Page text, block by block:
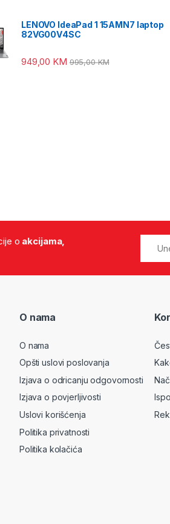
LENOVO IdeaPad 1 15AMN7 laptop
82VG00V4SC
949,00 KM 995,00KM
o akcijama,
O nama
O nama
Opšti uslovi poslovanja
Izjava o odricanju odgovornosti
Izjava o povjerljivosti
Uslovi korišćenja
Politika privatnosti
Politika kolačića